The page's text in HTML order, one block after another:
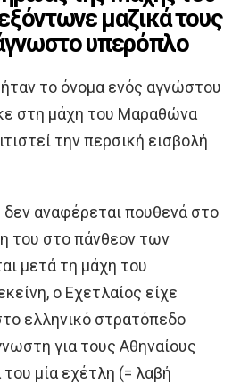
μαζικά τους
υπερόπλο
το όνομα ενός αγνώστου
στη μάχη του Μαραθώνα
την περσική εισβολή
δεν αναφέρεται πουθενά στο
του στο πάνθεον των
μετά τη μάχη του
ο Εχετλαίος είχε
ελληνικό στρατόπεδο
για τους Αθηναίους
μία εχέτλη (= λαβή